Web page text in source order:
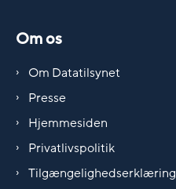
Om os
Om Datatilsynet
Presse
Hjemmesiden
Privatlivspolitik
Tilgængelighedserklæring